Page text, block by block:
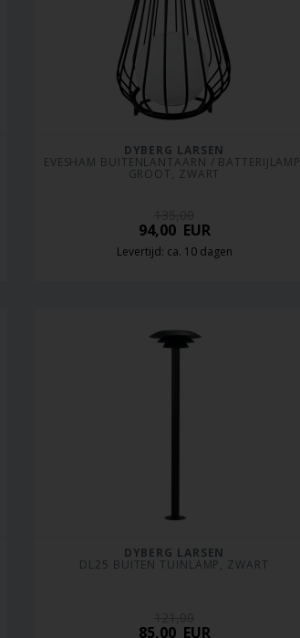
DYBERG LARSEN
EVESHAM BUITENLANTAARN / BATTERIJLAMP
GROOT, ZWART
94,00EUR
Levertijd: ca. 10 dagen
DYBERG LARSEN
DL25 BUITEN TUINLAMP, ZWART
85,00EUR